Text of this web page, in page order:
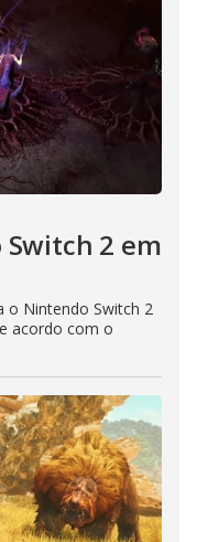
Switch 2 em
o Nintendo Switch 2
acordo com o